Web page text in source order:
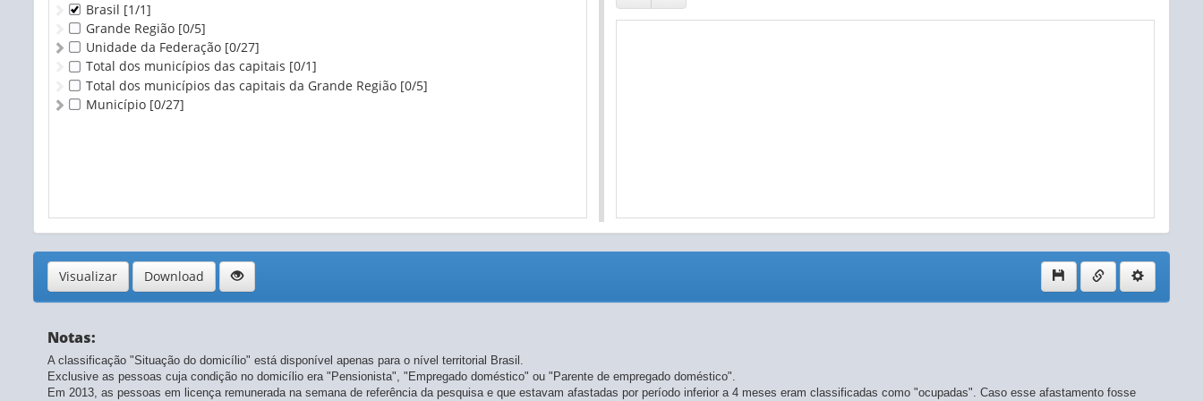
Brasil [1/1]
Grande Região [0/5]
Unidade da Federação [0/27]
Total dos municípios das capitais [0/1]
Total dos municípios das capitais da Grande Região [0/5]
Município [0/27]
Visualizar Download
Notas:
A classificação "Situação do domicílio" está disponível apenas para o nível territorial Brasil.
Exclusive as pessoas cuja condição no domicílio era "Pensionista", "Empregado doméstico" ou "Parente de empregado doméstico".
Em 2013, as pessoas em licença remunerada na semana de referência da pesquisa e que estavam afastadas por período inferior a 4 meses eram classificadas como "ocupadas". Caso esse afastamento fosse